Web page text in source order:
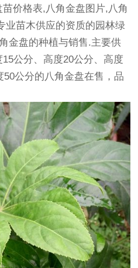
价格表,八角金盘图片,八角
业苗木供应的资质的园林绿
金盘的种植与销售.主要供
公分、高度20公分、高度
公分的八角金盘在售，品